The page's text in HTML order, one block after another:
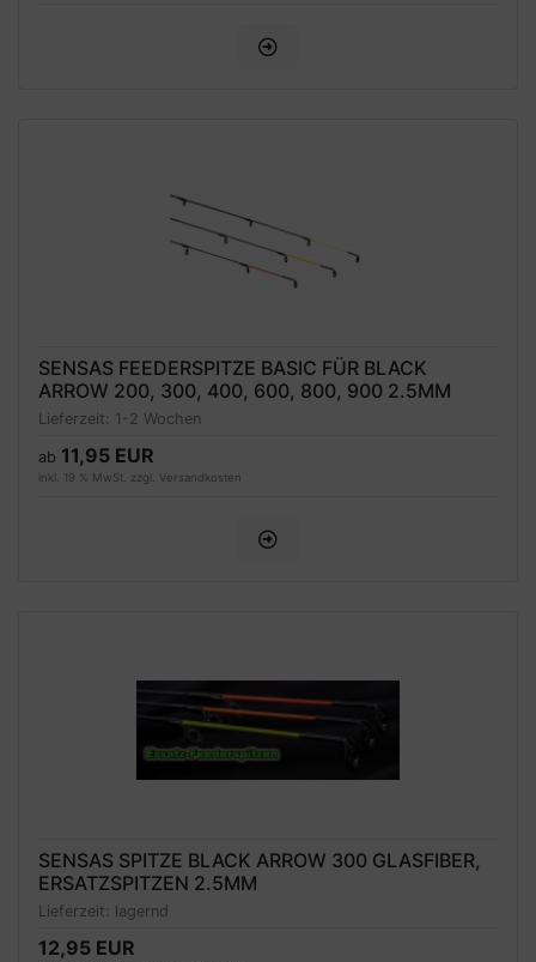
SENSAS FEEDERSPITZE BASIC FÜR BLACK
ARROW 200, 300, 400, 600, 800, 900 2.5MM
Lieferzeit: 1-2 Wochen
ab 11,95 EUR
inkl. 19 % MwSt. zzgl. Versandkosten
SENSAS SPITZE BLACK ARROW 300 GLASFIBER,
ERSATZSPITZEN 2.5MM
Lieferzeit: lagernd
12,95 EUR